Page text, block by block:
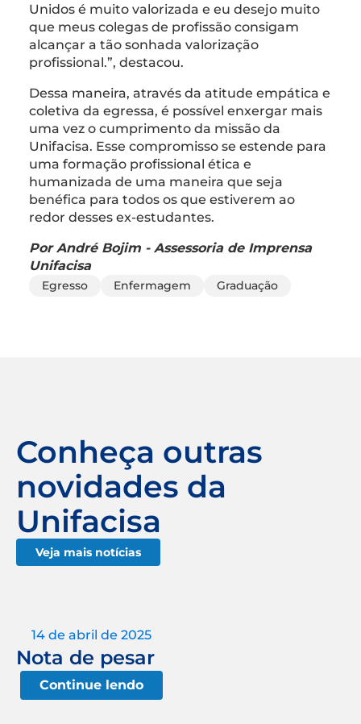
Unidos é muito valorizada e eu desejo muito
que meus colegas de profissão consigam
alcançar a tão sonhada valorização
profissional.”, destacou.
Dessa maneira, através da atitude empática e
coletiva da egressa, é possível enxergar mais
uma vez o cumprimento da missão da
Unifacisa. Esse compromisso se estende para
uma formação profissional ética e
humanizada de uma maneira que seja
benéfica para todos os que estiverem ao
redor desses ex-estudantes.
Por André Bojim - Assessoria de Imprensa
Unifacisa
Egresso Enfermagem Graduação
Conheça outras
novidades da
Unifacisa
Veja mais notícias
14 de abril de 2025
Nota de pesar
Continue lendo